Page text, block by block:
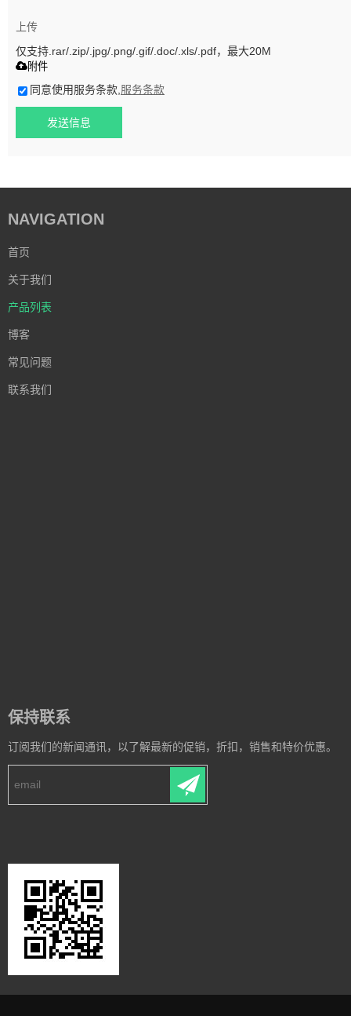
上传
仅支持.rar/.zip/.jpg/.png/.gif/.doc/.xls/.pdf，最大20M
附件
同意使用服务条款, 服务条款
发送信息
NAVIGATION
首页
关于我们
产品列表
博客
常见问题
联系我们
保持联系
订阅我们的新闻通讯，以了解最新的促销，折扣，销售和特价优惠。